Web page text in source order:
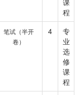
课
程
笔试（半开
卷）
4
专
业
选
修
课
程